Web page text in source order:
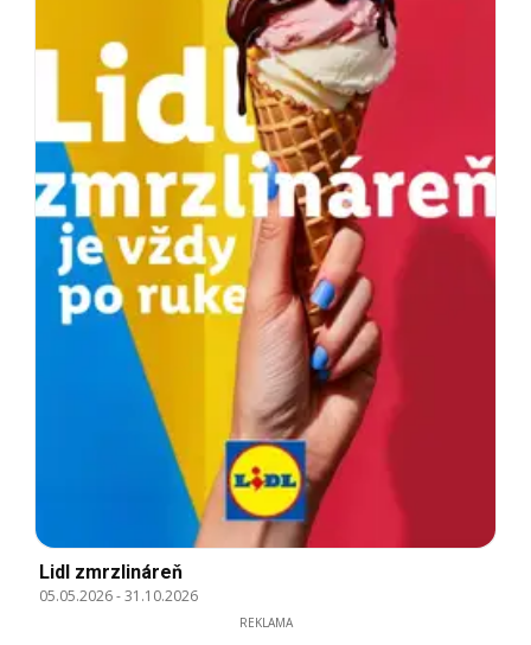
Lidl zmrzlináreň
05.05.2026-31.10.2026
REKLAMA